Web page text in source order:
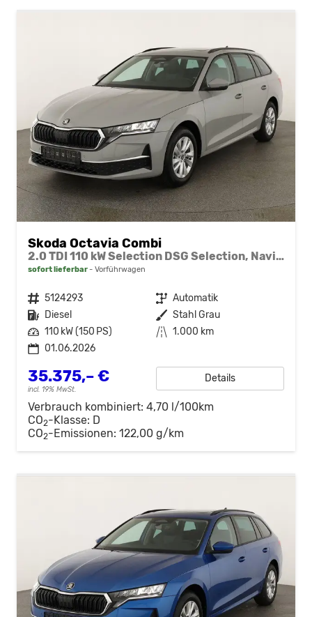
Skoda Octavia Combi
2.0 TDI 110 kW Selection DSG Selection, Navi, Pano, AHK, Teilleder, 5-J Garantie
sofort lieferbar Vorführwagen
Fahrzeugnr. 5124293 Getriebe Automatik
Kraftstoff Diesel Außenfarbe Stahl Grau
Leistung 110 kW (150 PS) Kilometerstand 1.000 km
01.06.2026
35.375,– €
incl. 19% MwSt.
Details
Verbrauch kombiniert: 4,70 l/100km
CO2-Klasse: D
CO2-Emissionen: 122,00 g/km